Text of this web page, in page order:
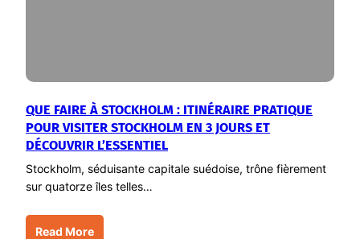
QUE FAIRE À STOCKHOLM : ITINÉRAIRE PRATIQUE
POUR VISITER STOCKHOLM EN 3 JOURS ET
DÉCOUVRIR L’ESSENTIEL
Stockholm, séduisante capitale suédoise, trône fièrement
sur quatorze îles telles…
Read More